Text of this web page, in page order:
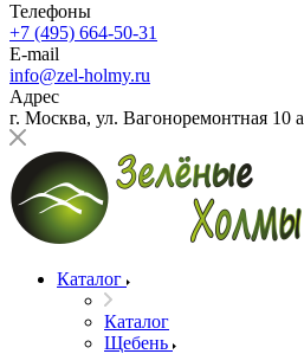
Телефоны
+7 (495) 664-50-31
E-mail
info@zel-holmy.ru
Адрес
г. Москва, ул. Вагоноремонтная 10 а
Каталог
Каталог
Щебень